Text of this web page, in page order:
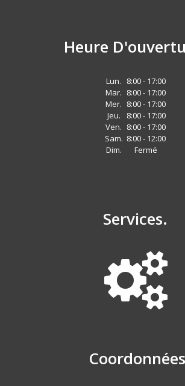
Heure
Lun.
8:00 - 17:00
Mar. 8:00 - 17:00
Mer. 8:00 - 17:00
Jeu.
8:00 - 17:00
Ven. 8:00 - 17:00
Sam. 8:00 - 12:00
Dim.
Fermé
Services.